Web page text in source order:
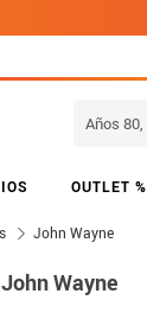
OUTLET %
John Wayne
Wayne